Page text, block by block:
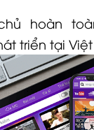
hoàn
triển tại